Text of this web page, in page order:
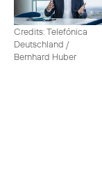
Credits: Telefónica
Deutschland /
Bernhard Huber